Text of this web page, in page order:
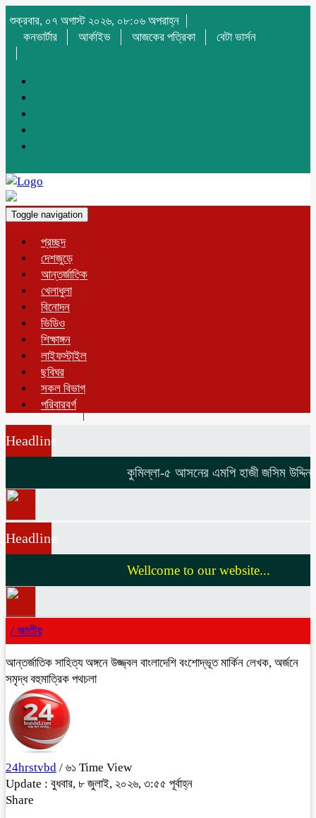
শুক্রবার, ০৭ অগাস্ট ২০২৬, ০৮:০৬ অপরাহ্ন
কনভার্টার
আর্কাইভ আজকের পত্রিকা বেটা ভার্সন
Toggle navigation
প্রচ্ছদ
দেশজুড়ে
আন্তর্জাতিক
খেলাধুলা
বিনোদন
ভিডিও
শিক্ষাঙ্গন
লাইফস্টাইল
ছবিঘর
সকল বিভাগ
পরিবারবর্গ
Headline
কুমিল্লা-৫ আসনের এমপি হাজী জসিম
Headline
Wellcome to our website...
/ জাতীয়
আন্তর্জাতিক সাহিত্য অঙ্গনে উজ্জ্বল বাংলাদেশি বংশোদ্ভূত মার্কিন লেখক, অর্জনে
সমৃদ্ধ বহুমাত্রিক পথচলা
24hrstvbd / ৬১ Time View
Update : বুধবার, ৮ জুলাই, ২০২৬, ৩:৫৫ পূর্বাহ্ন
Share